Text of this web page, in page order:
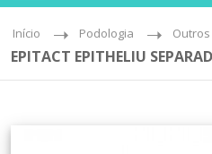
Início Podologia Outros
EPITACT EPITHELIU